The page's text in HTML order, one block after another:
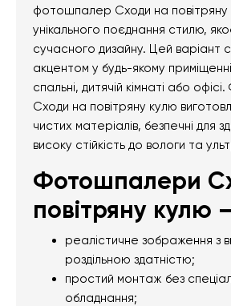
фотошпалер Сходи на
унікального поєднання стилю,
сучасного дизайну. Цей варіант
акцентом у будь-якому приміщенні:
спальні, дитячій кімнаті або
Сходи на повітряну кулю
чистих матеріалів, безпечні для
високу стійкість до вологи та
Фотошпалери
повітряну кулю
реалістичне зображення з
роздільною здатністю;
простий монтаж без
обладнання;